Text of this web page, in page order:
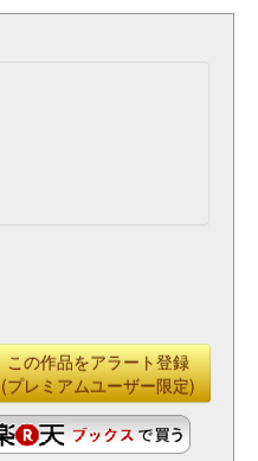
この作品をアラート登録
(プレミアムユーザー限定)